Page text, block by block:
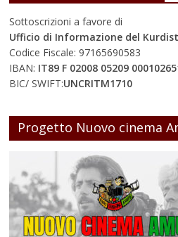
Sottoscrizioni a favore di
Ufficio di Informazione del
Codice Fiscale: 97165690583
IBAN: IT89 F 02008 05209
BIC/ SWIFT:UNCRITM1710
Progetto Nuovo cinema